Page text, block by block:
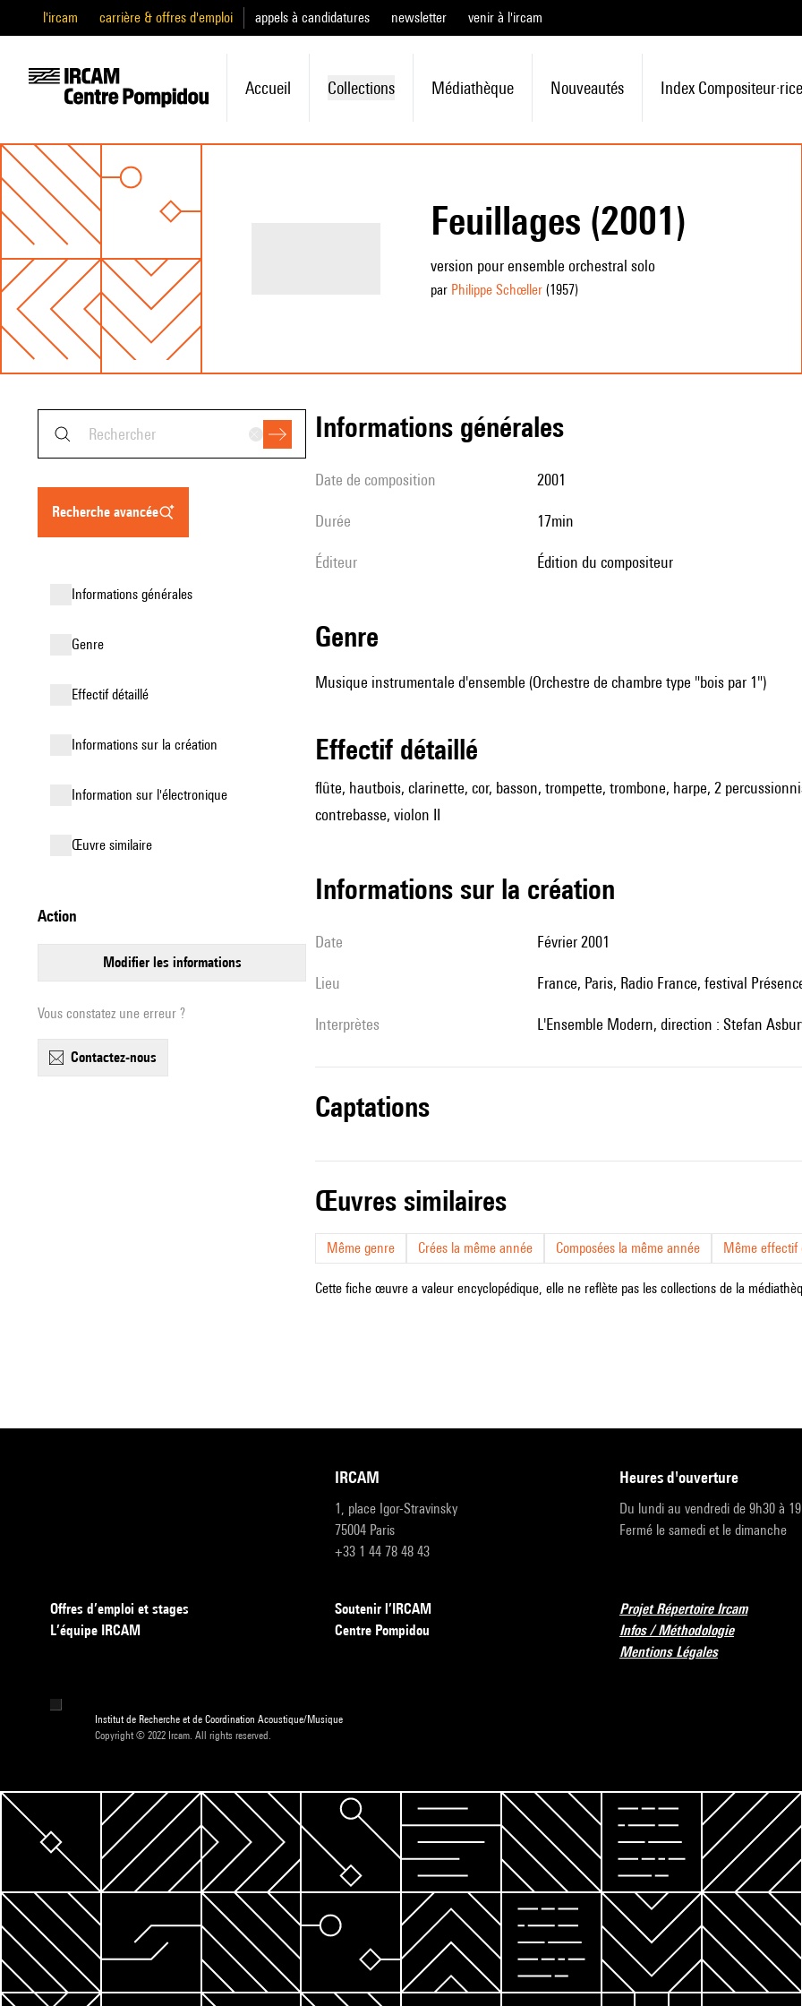
l'ircam carrière & offres d'emploi appels à candidatures newsletter venir à l'ircam
Accueil Collections Médiathèque Nouveautés Index Compositeur·rice
Feuillages (2001)
version pour ensemble orchestral solo
par Philippe Schœller(1957)
recherche avancée
informations générales
genre
effectif détaillé
informations sur la création
Information sur l'électronique
œuvre similaire
action
modifier les informations
Vous constatez une erreur ?
contactez-nous
informations générales
date de composition 2001
durée 17min
éditeur édition du compositeur
genre
Musique instrumentale d'ensemble (Orchestre de chambre type "bois par 1")
effectif détaillé
flûte, hautbois, clarinette, cor, basson, trompette, trombone, harpe, 2
contrebasse, violon II
informations sur la création
date Février 2001
lieu France, Paris, Radio France, festival
interprètes l'Ensemble Modern, direction : Stefan
captations
œuvres similaires
Même genre Crées la même année Composées la même année Même effectif
Cette fiche œuvre a valeur encyclopédique, elle ne reflète pas les collections de la
IRCAM
1, place Igor-Stravinsky
75004 Paris
+33 1 44 78 48 43
heures d'ouverture
Du lundi au vendredi de 9h30 à
Fermé le samedi et le dimanche
Offres d’emploi et stages
L’équipe IRCAM
Soutenir l’IRCAM
Centre Pompidou
Projet Répertoire Ircam
Infos / Méthodologie
Mentions Légales
Institut de Recherche et de Coordination Acoustique/Musique
Copyright © 2022 Ircam. All rights reserved.